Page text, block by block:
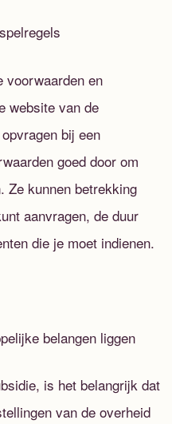
voorwaarden en
website van de
bij een
goed door om
Ze kunnen betrekking
aanvragen, de duur
die je moet indienen.
belangen liggen
is het belangrijk dat
van de overheid